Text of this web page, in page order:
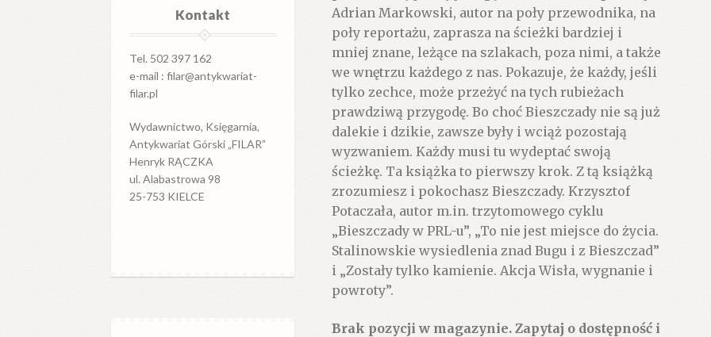
Adrian Markowski, autor na poły przewodnika, na
poły reportażu, zaprasza na ścieżki bardziej i
mniej znane, leżące na szlakach, poza nimi, a także
we wnętrzu każdego z nas. Pokazuje, że każdy, jeśli
tylko zechce, może przeżyć na tych rubieżach
prawdziwą przygodę. Bo choć Bieszczady nie są już
dalekie i dzikie, zawsze były i wciąż pozostają
wyzwaniem. Każdy musi tu wydeptać swoją
ścieżkę. Ta książka to pierwszy krok. Z tą książką
zrozumiesz i pokochasz Bieszczady. Krzysztof
Potaczała, autor m.in. trzytomowego cyklu
„Bieszczady w PRL-u”, „To nie jest miejsce do życia.
Stalinowskie wysiedlenia znad Bugu i z Bieszczad”
i „Zostały tylko kamienie. Akcja Wisła, wygnanie i
powroty”.
Brak pozycji w magazynie. Zapytaj o dostępność i
Kontakt
Tel. 502 397 162
e-mail : filar@antykwariat-
filar.pl
Wydawnictwo, Księgarnia,
Antykwariat Górski „FILAR”
Henryk RĄCZKA
ul. Alabastrowa 98
25-753 KIELCE